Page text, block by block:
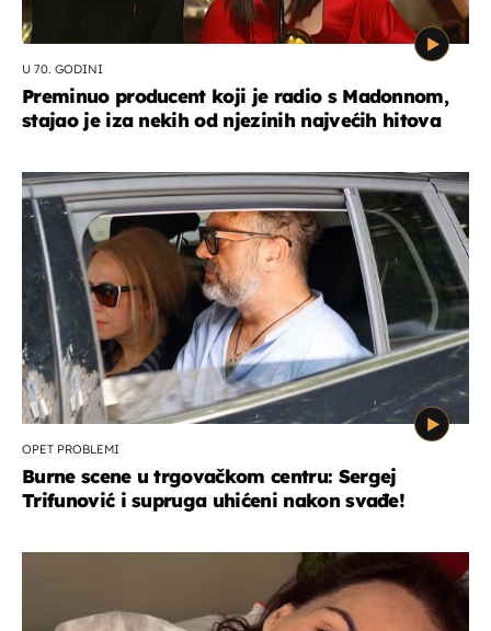
U 70. GODINI
Preminuo producent koji je radio s Madonnom,
stajao je iza nekih od njezinih najvećih hitova
OPET PROBLEMI
Burne scene u trgovačkom centru: Sergej
Trifunović i supruga uhićeni nakon svađe!